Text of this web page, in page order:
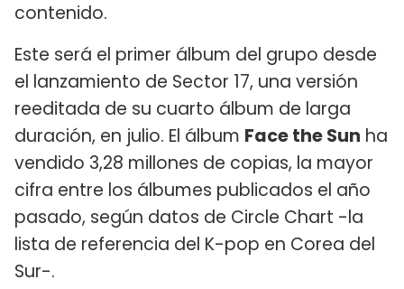
contenido.
Este será el primer álbum del grupo desde
el lanzamiento de Sector 17, una versión
reeditada de su cuarto álbum de larga
duración, en julio. El álbum Face the Sun ha
vendido 3,28 millones de copias, la mayor
cifra entre los álbumes publicados el año
pasado, según datos de Circle Chart -la
lista de referencia del K-pop en Corea del
Sur-.